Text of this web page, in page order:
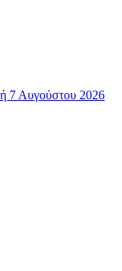
7 Αυγούστου 2026